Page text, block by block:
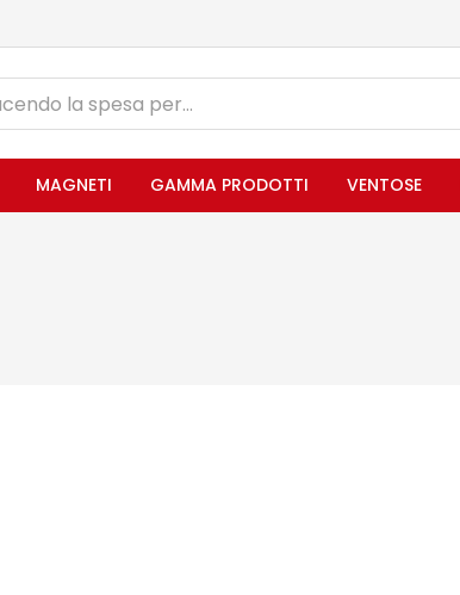
MAGNETI GAMMA PRODOTTI VENTOSE